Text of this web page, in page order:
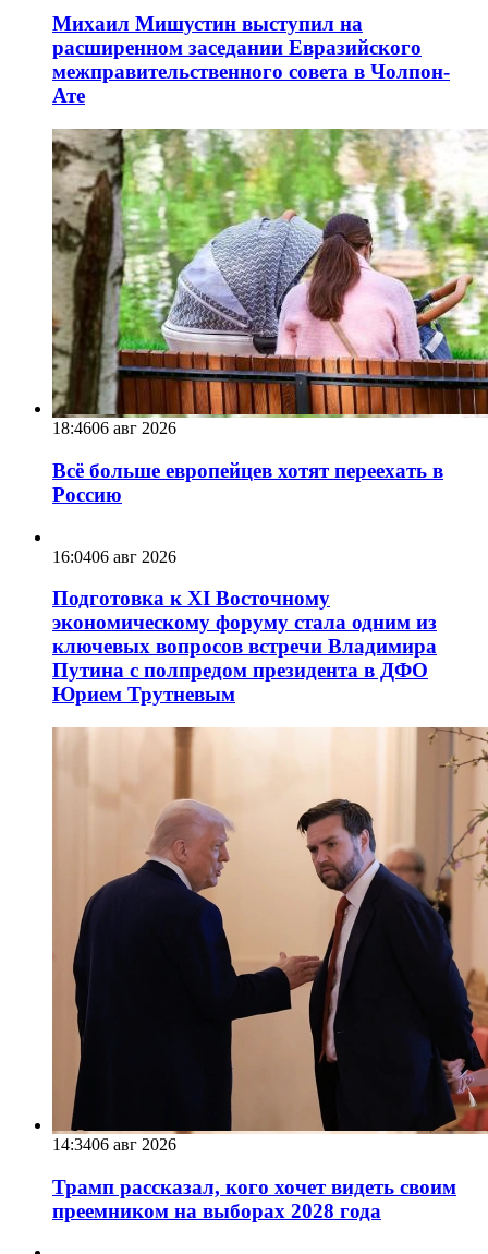
Михаил Мишустин выступил на
расширенном заседании Евразийского
межправительственного совета в Чолпон-
Ате
18:4606 авг 2026
Всё больше европейцев хотят переехать в
Россию
16:0406 авг 2026
Подготовка к XI Восточному
экономическому форуму стала одним из
ключевых вопросов встречи Владимира
Путина с полпредом президента в ДФО
Юрием Трутневым
14:3406 авг 2026
Трамп рассказал, кого хочет видеть своим
преемником на выборах 2028 года